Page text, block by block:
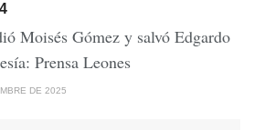
Moisés Gómez y salvó Edgardo
Prensa Leones
DE 2025